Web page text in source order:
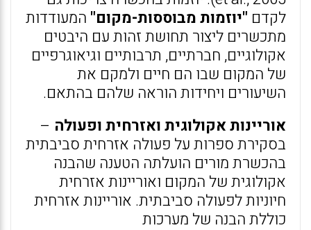
לקדם "יוזמות מבוססות-מקום" המעודדות
מתכשרים ליצור תחושת זהות עם היבטים
אקולוגיים, חברתיים, תרבותיים וגיאוגרפיים
של המקום שבו הם חיים ולמקם את
השיעורים ויחידות הוראה שלהם בהתאם.
אוריינות אקולוגית ואזרחית ופעולה –
בסקירת ספרות על פעולה אזרחית סביבתית
בהכשרת מורים הועלתה הטענה שהבנה
אקולוגית של המקום ואוריינות אזרחית
חיוניות לפעולה סביבתית. אוריינות אזרחית
כוללת הבנה של מערכות